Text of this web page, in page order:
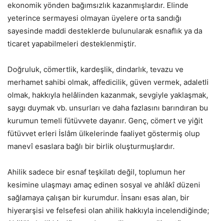
ekonomik yönden bağımsızlık kazanmışlardır. Elinde
yeterince sermayesi olmayan üyelere orta sandığı
sayesinde maddi desteklerde bulunularak esnaflık ya da
ticaret yapabilmeleri desteklenmiştir.
Doğruluk, cömertlik, kardeşlik, dindarlık, tevazu ve
merhamet sahibi olmak, affedicilik, güven vermek, adaletli
olmak, hakkıyla helâlinden kazanmak, sevgiyle yaklaşmak,
saygı duymak vb. unsurları ve daha fazlasını barındıran bu
kurumun temeli fütüvvete dayanır. Genç, cömert ve yiğit
fütüvvet erleri İslâm ülkelerinde faaliyet göstermiş olup
manevî esaslara bağlı bir birlik oluşturmuşlardır.
Ahilik sadece bir esnaf teşkilatı değil, toplumun her
kesimine ulaşmayı amaç edinen sosyal ve ahlâkî düzeni
sağlamaya çalışan bir kurumdur. İnsanı esas alan, bir
hiyerarşisi ve felsefesi olan ahilik hakkıyla incelendiğinde;